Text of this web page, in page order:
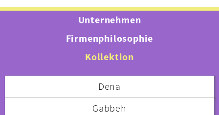
Unternehmen
Firmenphilosophie
Kollektion
Dena
Gabbeh